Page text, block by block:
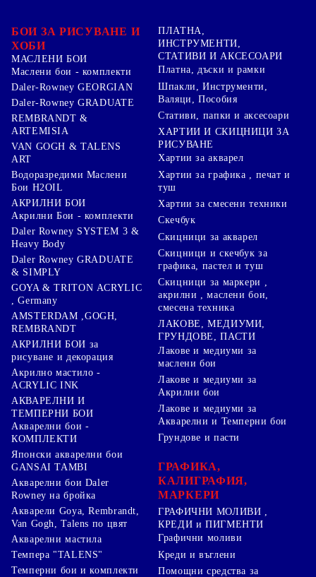
БОИ ЗА РИСУВАНЕ И
ХОБИ
МАСЛЕНИ БОИ
Маслени бои - комплекти
Daler-Rowney GEORGIAN
Daler-Rowney GRADUATE
REMBRANDT &
ARTEMISIA
VAN GOGH & TALENS
ART
Водоразредими Маслени
Бои H2OIL
АКРИЛНИ БОИ
Акрилни Бои - комплекти
Daler Rowney SYSTEM 3 &
Heavy Body
Daler Rowney GRADUATE
& SIMPLY
GOYA & TRITON АCRYLIC
, Germany
AMSTERDAM ,GOGH,
REMBRANDT
АКРИЛНИ БОИ за
рисуване и декорация
Акрилно мастило -
ACRYLIC INK
АКВАРЕЛНИ И
ТЕМПЕРНИ БОИ
Акварелни бои -
КОМПЛЕКТИ
Японски акварелни бои
GANSAI TAMBI
Акварелни бои Daler
Rowney на бройка
Акварели Goya, Rembrandt,
Van Gogh, Talens по цвят
Акварелни мастила
Темпера "TALENS"
Темперни бои и комплекти
ПЛАТНА,
ИНСТРУМЕНТИ,
СТАТИВИ И АКСЕСОАРИ
Платна, дъски и рамки
Шпакли, Инструменти,
Валяци, Пособия
Стативи, папки и аксесоари
ХАРТИИ И СКИЦНИЦИ ЗА
РИСУВАНЕ
Хартии за акварел
Хартии за графика , печат и
туш
Хартии за смесени техники
Скечбук
Скицници за акварел
Скицници и скечбук за
графика, пастел и туш
Скицници за маркери ,
акрилни , маслени бои,
смесена техника
ЛАКОВЕ, МЕДИУМИ,
ГРУНДОВЕ, ПАСТИ
Лакове и медиуми за
маслени бои
Лакове и медиуми за
Акрилни бои
Лакове и медиуми за
Акварелни и Темперни бои
Грундове и пасти
ГРАФИКА,
КАЛИГРАФИЯ,
МАРКЕРИ
ГРАФИЧНИ МОЛИВИ ,
КРЕДИ и ПИГМЕНТИ
Графични моливи
Креди и въглени
Помощни средства за